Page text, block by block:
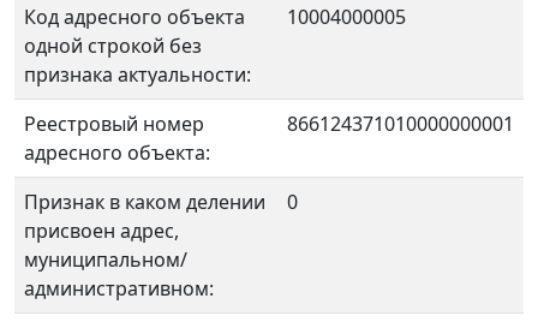
Код адресного объекта
одной строкой без
признака актуальности:
10004000005
Реестровый номер
адресного объекта:
866124371010000000001
Признак в каком делении
присвоен адрес,
муниципальном/
административном:
0